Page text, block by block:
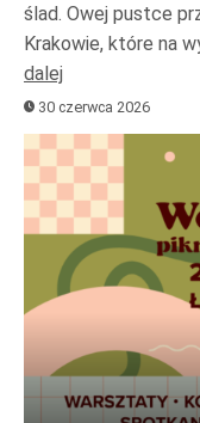
ślad. Owej pustce
Krakowie, które na
dalej
30 czerwca 2026
Odtwarzacz
plików
dźwiękowych